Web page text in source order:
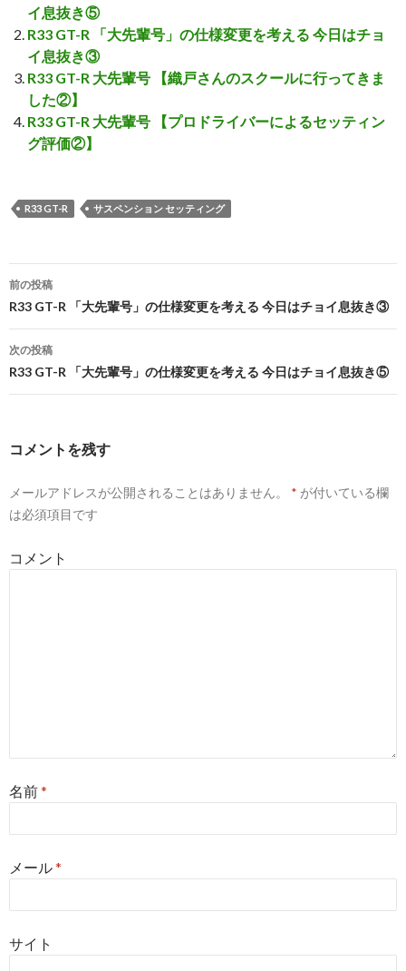
イ息抜き⑤
R33 GT-R 「大先輩号」の仕様変更を考える 今日はチョ
イ息抜き③
R33 GT-R 大先輩号 【織戸さんのスクールに行ってきま
した②】
R33 GT-R 大先輩号 【プロドライバーによるセッティン
グ評価②】
R33 GT-R サスペンション セッティング
投
稿
ナ
ゲ
シ
ン
前の投稿
R33 GT-R 「大先輩号」の仕様変更を考える 今日はチョイ息抜き③
次の投稿
R33 GT-R 「大先輩号」の仕様変更を考える 今日はチョイ息抜き⑤
コメントを残す
メールアドレスが公開されることはありません。 * が付いている欄
は必須項目です
コメント
名前*
メール*
サイト